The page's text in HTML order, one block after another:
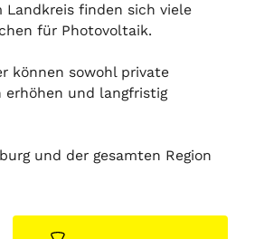
Landkreis finden sich viele
für Photovoltaik.
können sowohl private
und langfristig
und der gesamten Region